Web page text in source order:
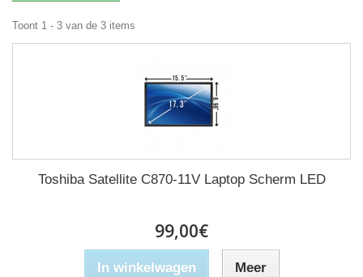
Toont 1 - 3 van de 3 items
Toshiba Satellite C870-11V Laptop Scherm LED
99,00€
In winkelwagen Meer